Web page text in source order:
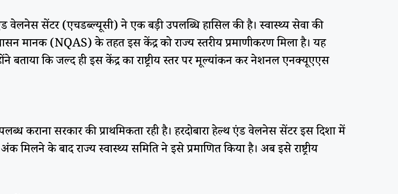
वेलनेस सेंटर (एचडब्ल्यूसी) ने एक बड़ी उपलब्धि हासिल की है। स्वास्थ्य सेवा की
मानक (NQAS) के तहत इस केंद्र को राज्य स्तरीय प्रमाणीकरण मिला है। यह
बताया कि जल्द ही इस केंद्र का राष्ट्रीय स्तर पर मूल्यांकन कर नेशनल एनक्यूएएस
कराना सरकार की प्राथमिकता रही है। हरदोबारा हेल्थ एंड वेलनेस सेंटर इस दिशा में
के बाद राज्य स्वास्थ्य समिति ने इसे प्रमाणित किया है। अब इसे राष्ट्रीय